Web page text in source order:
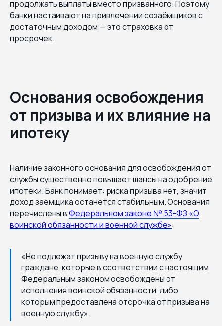
продолжать выплаты вместо призванного. Поэтому
банки настаивают на привлечении созаёмщиков с
достаточным доходом — это страховка от
просрочек.
Основания освобождения
от призыва и их влияние на
ипотеку
Наличие законного основания для освобождения от
службы существенно повышает шансы на одобрение
ипотеки. Банк понимает: риска призыва нет, значит
доход заёмщика останется стабильным. Основания
перечислены вФедеральном законе № 53-ФЗ «О
воинской обязанности и военной службе»:
«Не подлежат призыву на военную службу
граждане, которые в соответствии с настоящим
Федеральным законом освобождены от
исполнения воинской обязанности, либо
которым предоставлена отсрочка от призыва на
военную службу».